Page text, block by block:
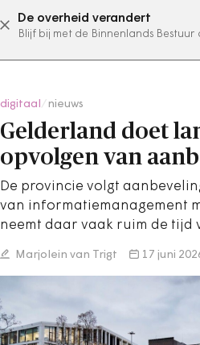
De overheid verandert
Blijf bij met de Binnenlands Bestuur
abonneer nu
digitaal nieuws
Gelderland doet
opvolgen van
De provincie volgt
van informatiemanagement
neemt daar vaak ruim de tijd
Marjolein van Trigt 17 juni